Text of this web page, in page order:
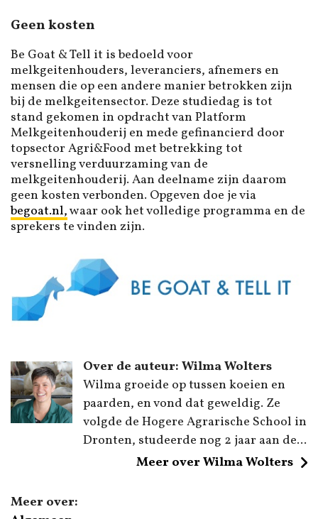
Geen kosten
Be Goat & Tell it is bedoeld voor
melkgeitenhouders, leveranciers, afnemers en
mensen die op een andere manier betrokken zijn
bij de melkgeitensector. Deze studiedag is tot
stand gekomen in opdracht van Platform
Melkgeitenhouderij en mede gefinancierd door
topsector Agri&Food met betrekking tot
versnelling verduurzaming van de
melkgeitenhouderij. Aan deelname zijn daarom
geen kosten verbonden. Opgeven doe je via
begoat.nl,waar ook het volledige programma en de
sprekers te vinden zijn.
Over de auteur: Wilma Wolters
Wilma groeide op tussen koeien en
paarden, en vond dat geweldig. Ze
volgde de Hogere Agrarische School in
Dronten, studeerde nog 2 jaar aan de...
Meer over Wilma Wolters
Meer over: